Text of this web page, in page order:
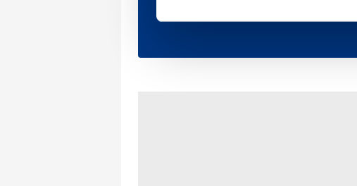
çerezler vasıtasıyla çeşitli kişisel